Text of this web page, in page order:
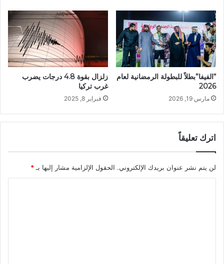
“الفيفا”بطلاً للبطولة الرمضانية لعام
2026
مارس 19, 2026
زلزال بقوة 4.8 درجات يضرب
غرب تركيا
فبراير 8, 2025
اترك تعليقاً
لن يتم نشر عنوان بريدك الإلكتروني. الحقول الإلزامية مشار إليها بـ *